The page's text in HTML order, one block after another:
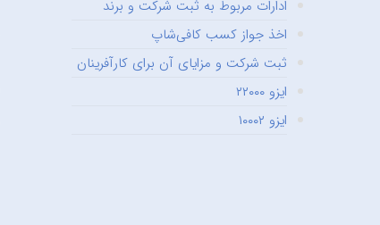
ادارات مربوط به ثبت شرکت و برند
اخذ جواز کسب کافی‌شاپ
ثبت شرکت و مزایای آن برای کارآفرینان
ایزو ۲۲۰۰۰
ایزو ۱۰۰۰۲